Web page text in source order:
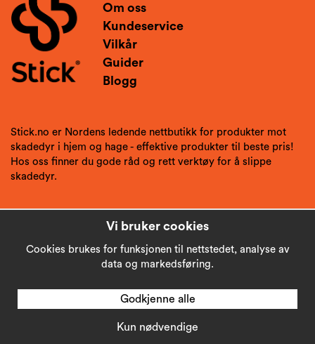
Om oss
Kundeservice
Vilkår
Guider
Blogg
Stick.no er Nordens ledende nettbutikk for produkter mot
skadedyr i hjem og hage - effektive produkter til beste pris!
Hos oss finner du gode råd og rett verktøy for å slippe
skadedyr.
Vi bruker cookies
Cookies brukes for funksjonen til nettstedet, analyse av
data og markedsføring.
Kun nødvendige
Godkjenne alle